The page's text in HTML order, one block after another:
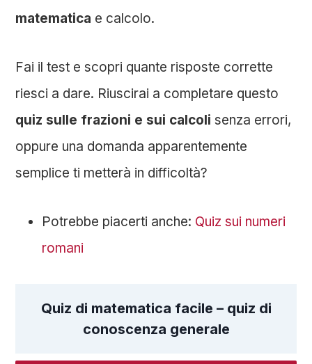
matematica e calcolo.
Fai il test e scopri quante risposte corrette
riesci a dare. Riuscirai a completare questo
quiz sulle frazioni e sui calcoli senza errori,
oppure una domanda apparentemente
semplice ti metterà in difficoltà?
Potrebbe piacerti anche: Quiz sui numeri
romani
Quiz di matematica facile – quiz di
conoscenza generale